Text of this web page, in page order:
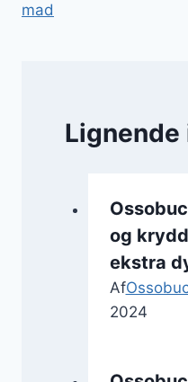
mad
og
ekstra
Af
2024